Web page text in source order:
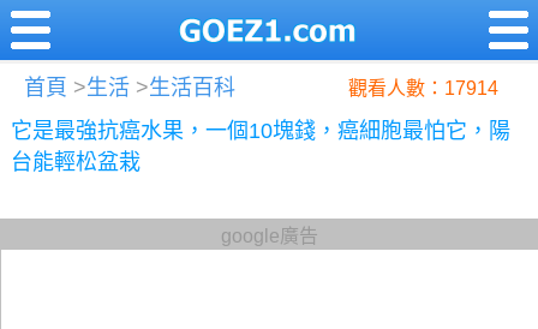
首頁 >生活 >生活百科 觀看人數：17914
它是最強抗癌水果，一個10塊錢，癌細胞最怕它，陽
台能輕松盆栽
google廣告